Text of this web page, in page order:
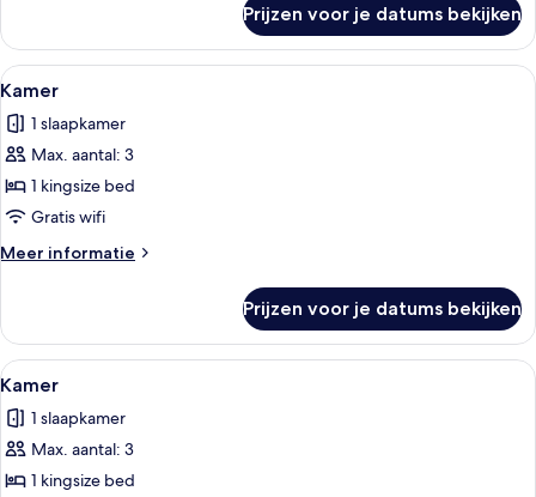
laden
(1
homme,
1
Prijzen voor je datums bekijken
Alle
foto's
voor
Kamer
laden
Een hotelkamer met een groot bed,
6
Kamer
1 slaapkamer
Max. aantal: 3
1 kingsize bed
Gratis wifi
Meer informatie
Meer
Prijzen voor je datums bekijken
Alle
foto's
voor
Kamer
laden
Een hotelkamer met een groot bed,
4
Kamer
1 slaapkamer
Max. aantal: 3
1 kingsize bed